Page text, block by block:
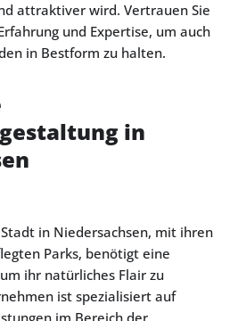
attraktiver wird. Vertrauen Sie
und Expertise, um auch
in Bestform zu halten.
in
in Niedersachsen, mit ihren
Parks, benötigt eine
ihr natürliches Flair zu
ist spezialisiert auf
im Bereich der